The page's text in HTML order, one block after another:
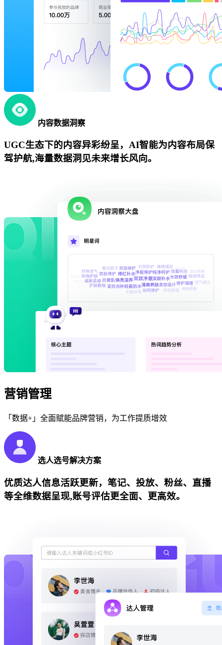
内容数据洞察
UGC生态下的内容异彩纷呈，AI智能为内容布局保
驾护航,海量数据洞见未来增长风向。
营销管理
「数据+」全面赋能品牌营销，为工作提质增效
选人选号解决方案
优质达人信息活跃更新，笔记、投放、粉丝、直播
等全维数据呈现,账号评估更全面、更高效。